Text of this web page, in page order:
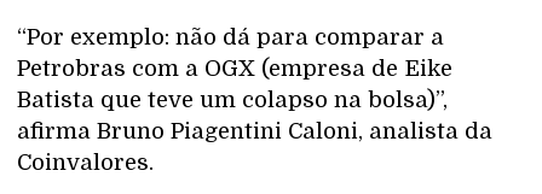
“Por exemplo: não dá para comparar a
Petrobras com a OGX (empresa de Eike
Batista que teve um colapso na bolsa)”,
afirma Bruno Piagentini Caloni, analista da
Coinvalores.